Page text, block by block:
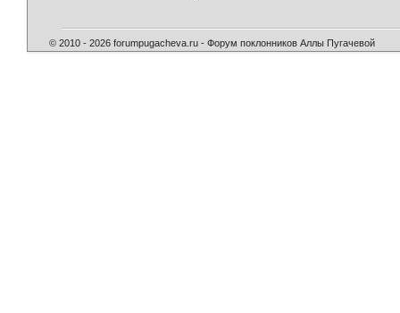
© 2010 - 2026 forumpugacheva.ru - Форум поклонников Аллы Пугачевой